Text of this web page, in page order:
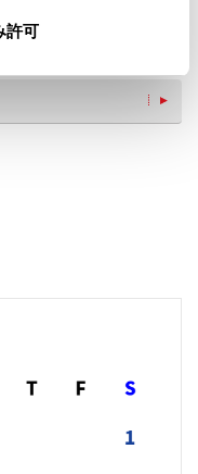
許可
ッサージチェア